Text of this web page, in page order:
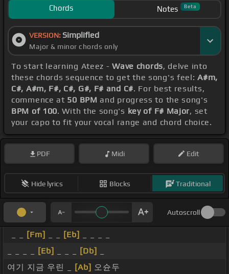
Chords Notes Beta
VERSION: Simplified
Major & minor chords only
To start learning Ateez -Wave chords, delve into
these chords sequence to get the song's feel:A#m,
C#, A#m, F#, C#, G#, F# and C#. For best results,
commence at 50 BPM and progress to the song's
BPM of 100. With the song's key of F# Major, set
your capo to fit your vocal range and chord choice.
PDF Midi Edit
Hide lyrics Blocks Traditional
Autoscroll
[Fm] [Eb]
[Eb] [Db]
여기 지금 우린 _
[Ab] 오슌두